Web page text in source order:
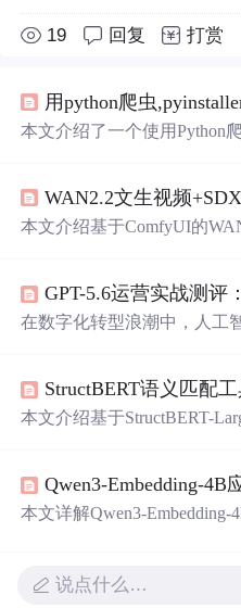
19 回复 打赏
本文介绍了一个使用Python
本文介绍基于ComfyUI的
尺寸与时长优化、6种预设
h、Seed锁定、主体权重增
在数字化转型浪潮中，人工
技术价值在于将运营人员从
动中解放出来，显著提升内
型，通过模拟真实的“夏日焕
了其在解决运营核心痛点
与逻辑构建、**用户触达**
本文介绍基于StructBERT-
知及复杂句式处理能力，可
（高/中/低匹配）。适用于
本文详解Qwen3-
验证其在解决‘充电宝/移动
说点什么…